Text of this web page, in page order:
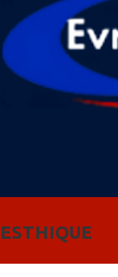
ESTHIQUE